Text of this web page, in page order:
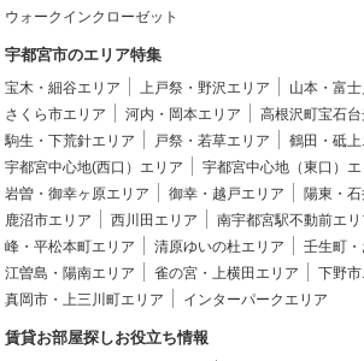
ウォークインクローゼット
宇都宮市のエリア特集
宝木・細谷エリア 上戸祭・野沢エリア
山本・富
さくら市エリア
河内・岡本エリア
高根沢町宝石
駒生・下荒針エリア
戸祭・若草エリア
鶴田・砥
宇都宮中心地(西口）エリア
宇都宮中心地（東口）エ
岩曽・御幸ヶ原エリア
御幸・越戸エリア
陽東・
鹿沼市エリア
西川田エリア 南宇都宮駅不動前エリ
峰・平松本町エリア
清原ゆいの杜エリア
壬生町
江曽島・陽南エリア
雀の宮・上横田エリア
下野
真岡市・上三川町エリア
インターパークエリア
賃貸お部屋探しお役立ち情報